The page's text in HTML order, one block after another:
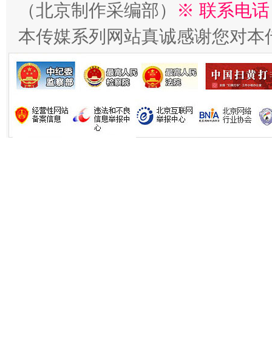
习近平的博鳌关键词
（北京制作采编部）
※ 联系电
本传媒系列网站真诚感谢您对